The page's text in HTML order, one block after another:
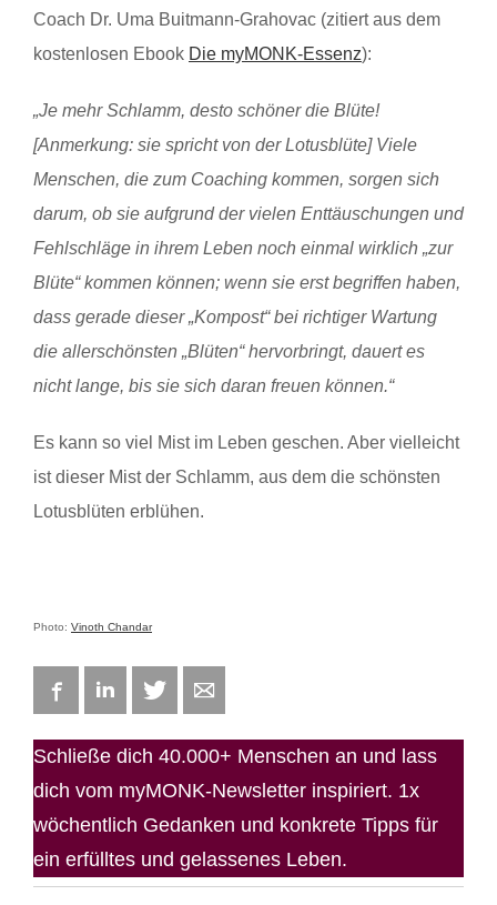
Coach Dr. Uma Buitmann-Grahovac (zitiert aus dem
kostenlosen Ebook Die myMONK-Essenz):
„Je mehr Schlamm, desto schöner die Blüte!
[Anmerkung: sie spricht von der Lotusblüte] Viele
Menschen, die zum Coaching kommen, sorgen sich
darum, ob sie aufgrund der vielen Enttäuschungen und
Fehlschläge in ihrem Leben noch einmal wirklich „zur
Blüte“ kommen können; wenn sie erst begriffen haben,
dass gerade dieser „Kompost“ bei richtiger Wartung
die allerschönsten „Blüten“ hervorbringt, dauert es
nicht lange, bis sie sich daran freuen können.“
Es kann so viel Mist im Leben geschen. Aber vielleicht
ist dieser Mist der Schlamm, aus dem die schönsten
Lotusblüten erblühen.
Photo: Vinoth Chandar
FacebookLinkedIn Twitter
Schließe dich 40.000+ Menschen an und lass
dich vom myMONK-Newsletter inspiriert. 1x
wöchentlich Gedanken und konkrete Tipps für
ein erfülltes und gelassenes Leben.